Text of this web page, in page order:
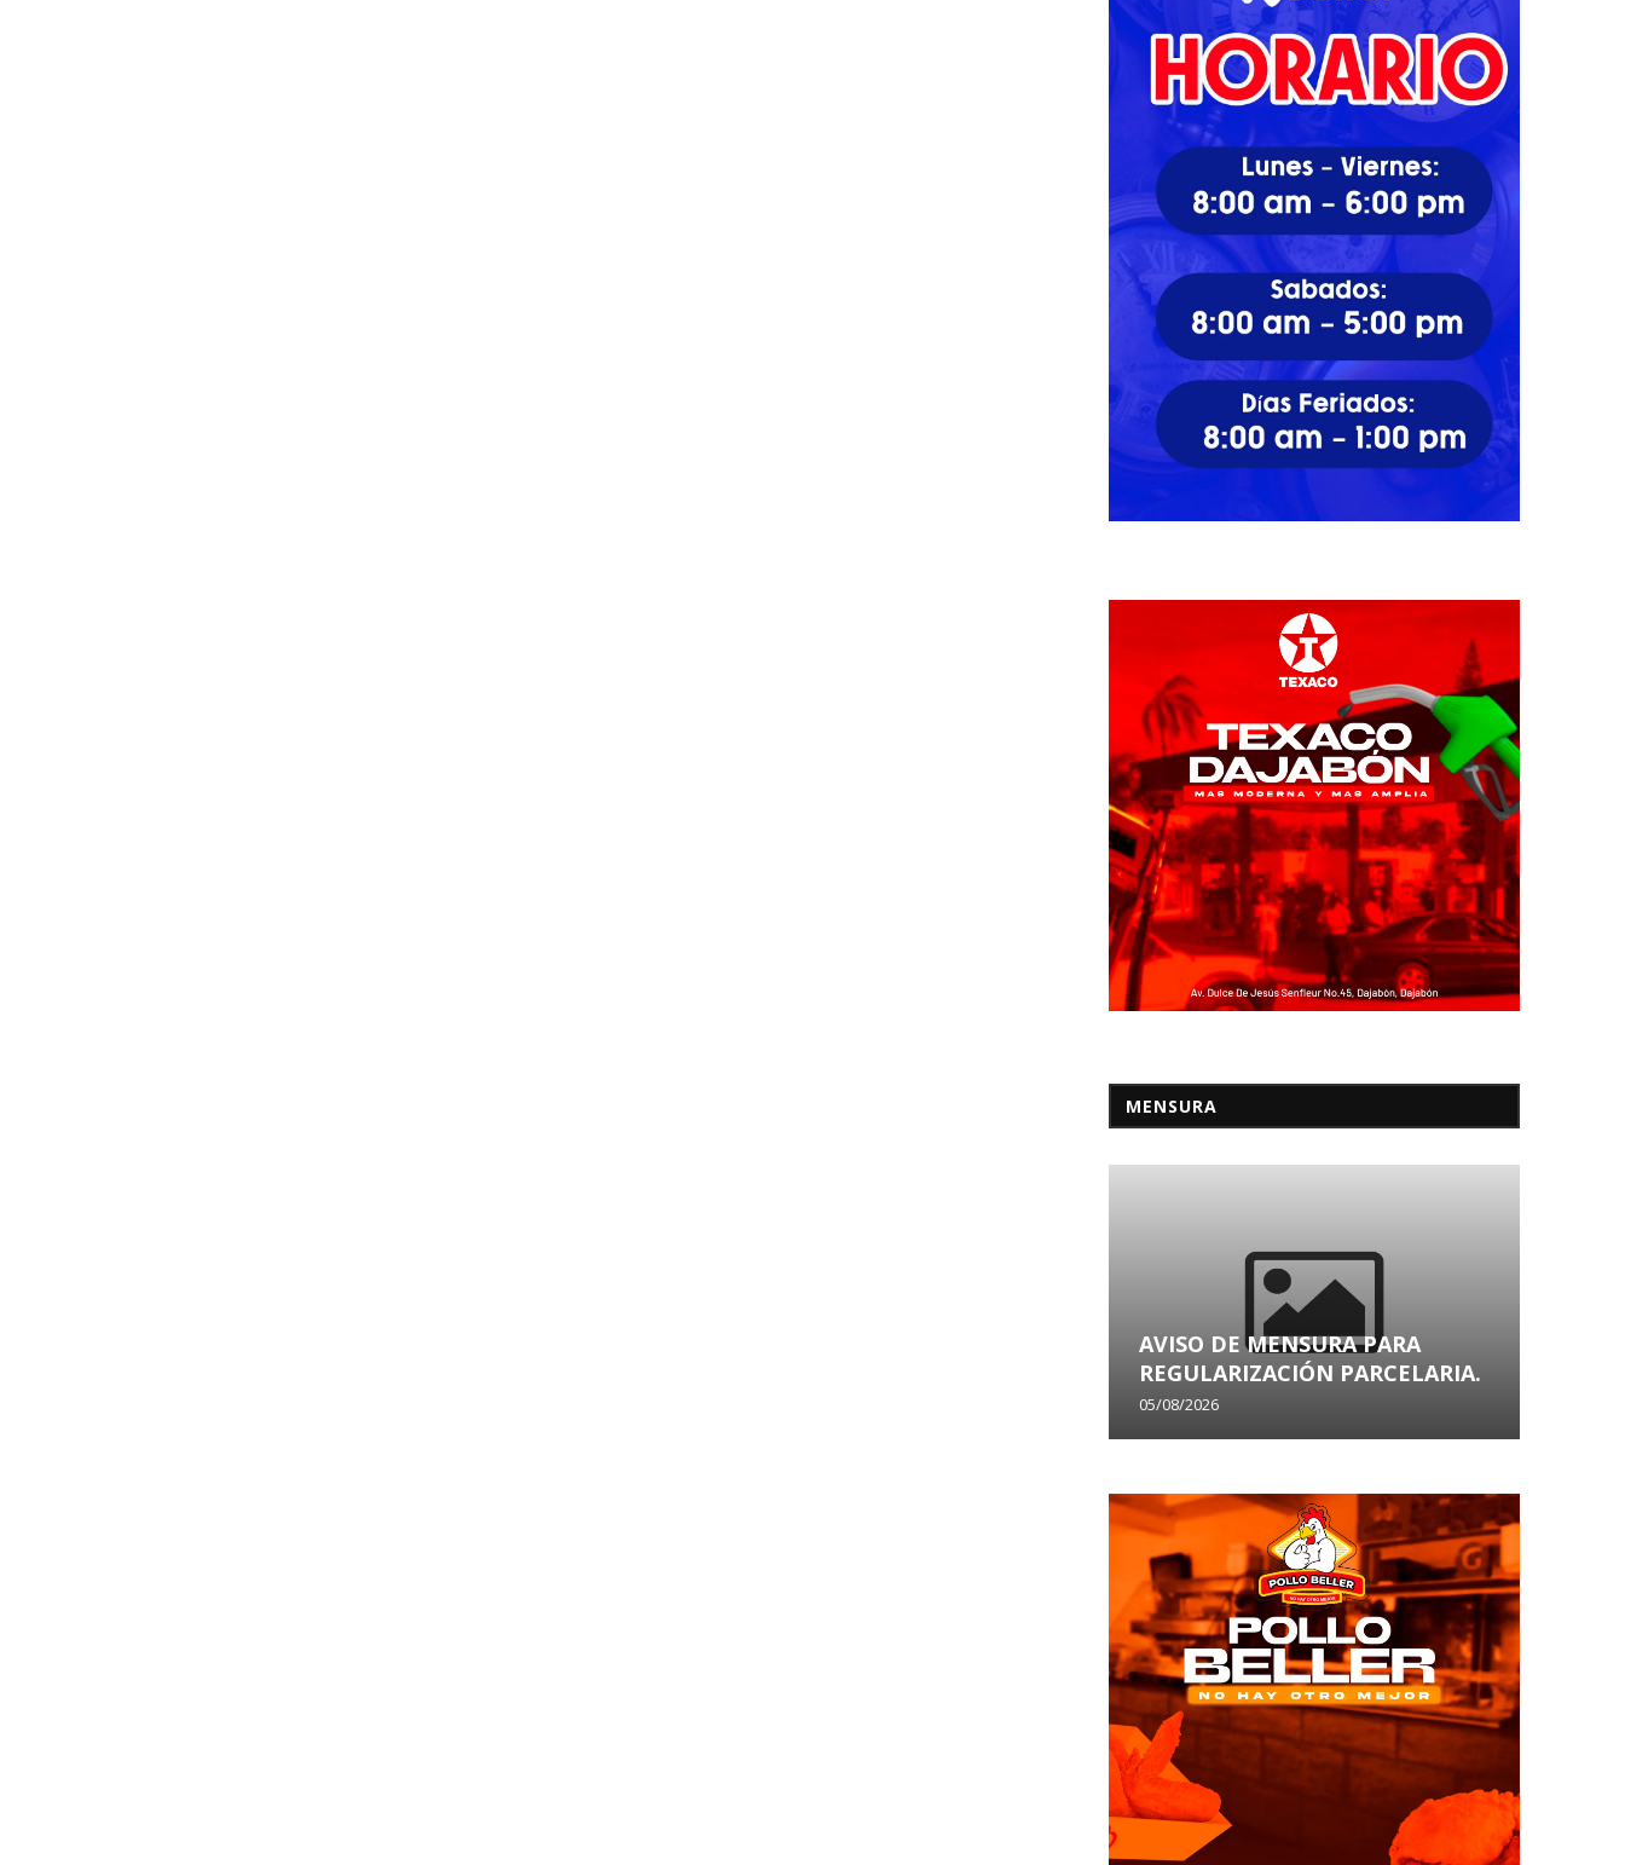
MENSURA
AVISO DE MENSURA PARA
REGULARIZACIÓN PARCELARIA.
05/08/2026